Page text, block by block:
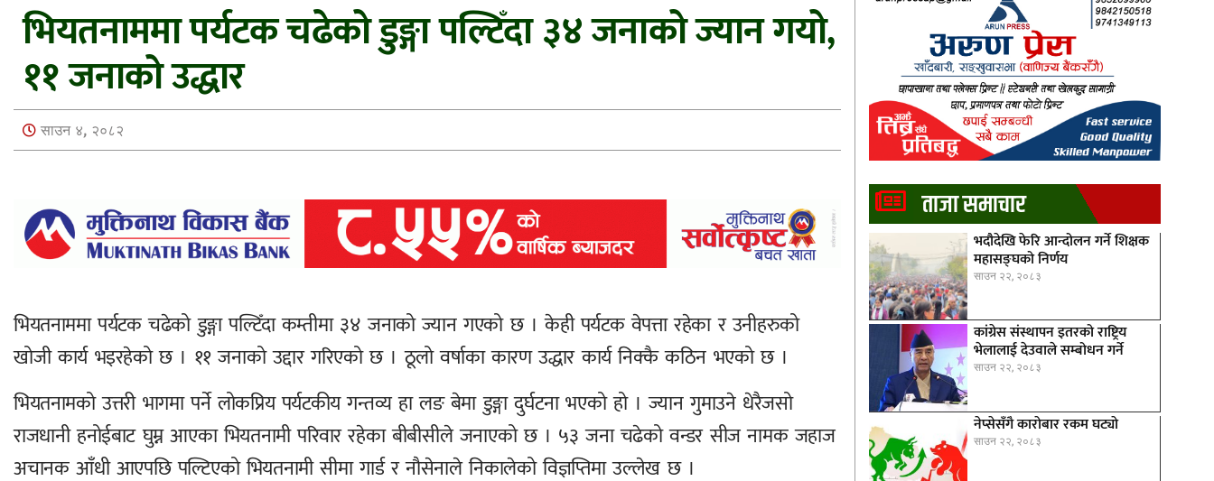
भियतनाममा पर्यटक चढेको डुङ्गा पल्टिँदा ३४ जनाको ज्यान गयो,
११ जनाको उद्धार
साउन ४, २०८२
भियतनाममा पर्यटक चढेको डुङ्गा पल्टिँदा कम्तीमा ३४ जनाको ज्यान गएको छ । केही पर्यटक वेपत्ता रहेका र उनीहरुको
खोजी कार्य भइरहेको छ । ११ जनाको उद्दार गरिएको छ । ठूलो वर्षाका कारण उद्धार कार्य निक्कै कठिन भएको छ ।
भियतनामको उत्तरी भागमा पर्ने लोकप्रिय पर्यटकीय गन्तव्य हा लङ बेमा डुङ्गा दुर्घटना भएको हो । ज्यान गुमाउने धेरैजसो
राजधानी हनोईबाट घुम्न आएका भियतनामी परिवार रहेका बीबीसीले जनाएको छ । ५३ जना चढेको वन्डर सीज नामक जहाज
अचानक आँधी आएपछि पल्टिएको भियतनामी सीमा गार्ड र नौसेनाले निकालेको विज्ञप्तिमा उल्लेख छ ।
ताजा समाचार
भदौदेखि फेरि आन्दोलन गर्ने शिक्षक
महासङ्घको निर्णय
साउन २२, २०८३
कांग्रेस संस्थापन इतरको राष्ट्रिय
भेलालाई देउवाले सम्बोधन गर्ने
साउन २२, २०८३
नेप्सेसँगै काराेबार रकम घट्याे
साउन २२, २०८३